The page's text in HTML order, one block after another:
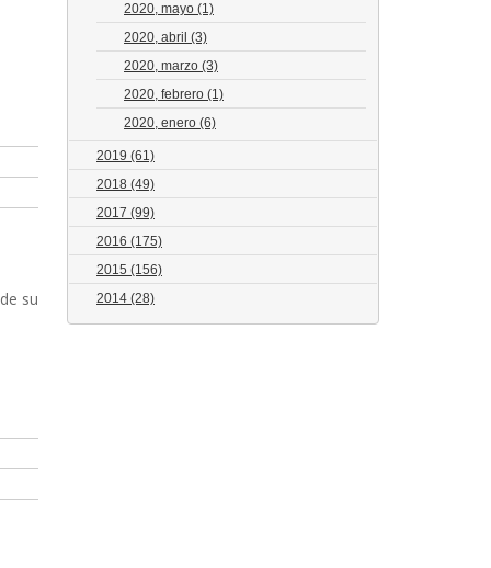
su
2020, mayo (1)
2020, abril (3)
2020, marzo (3)
2020, febrero (1)
2020, enero (6)
2019 (61)
2018 (49)
2017 (99)
2016 (175)
2015 (156)
2014 (28)